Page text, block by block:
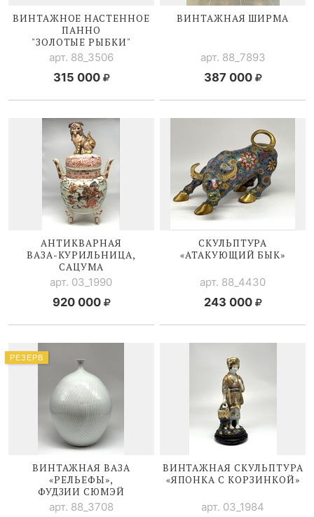
ВИНТАЖНОЕ НАСТЕННОЕ
ПАННО
"ЗОЛОТЫЕ РЫБКИ"
арт. 88_3506
315 000
ВИНТАЖНАЯ ШИРМА
арт. 88_7893
387 000
АНТИКВАРНАЯ
ВАЗА-КУРИЛЬНИЦА,
САЦУМА
арт. 03_1990
920 000
СКУЛЬПТУРА
«АТАКУЮЩИЙ БЫК»
арт. 88_4430
243 000
ВИНТАЖНАЯ ВАЗА
«РЕЛЬЕФЫ»,
ФУДЗИИ СЮМЭЙ
арт. 88_3708
РЕЗЕРВ
ВИНТАЖНАЯ СКУЛЬПТУРА
«ЯПОНКА С КОРЗИНКОЙ»
арт. 03_1984